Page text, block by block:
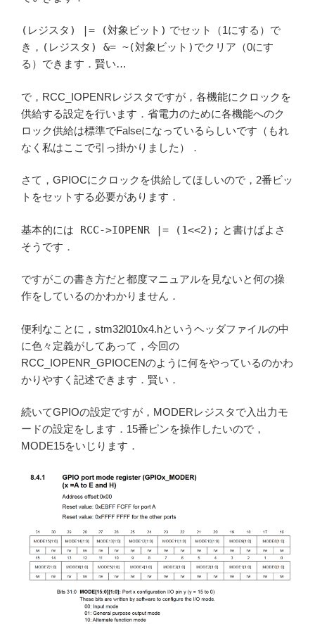
(レジスタ) |= (対象ビット) でセット（1にする）で
き， (レジスタ) &= ~(対象ビット) でクリア（0にす
る）できます．賢い…
で，RCC_IOPENRレジスタですが，各機能にクロックを
供給する設定を行います．省電力のために各機能へのク
ロック供給は標準でFalseになっているらしいです（もれ
なく私はここで引っ掛かりました）．
さて，GPIOCにクロックを供給してほしいので，2番ビッ
トをセットする必要があります．
基本的には RCC->IOPENR |= (1<<2); と書けばよさ
そうです．
ですがこの書き方だと都度マニュアルを見ないと何の操
作をしているのかわかりません．
便利なことに，stm32l010x4.hというヘッダファイルの中
に色々定義がしてあって，今回の
RCC_IOPENR_GPIOCENのように何をやっているのかわ
かりやすく記述できます．賢い．
続いてGPIOの設定ですが，MODERレジスタで入出力モ
ードの設定をします．15番ピンを操作したいので，
MODE15をいじります．